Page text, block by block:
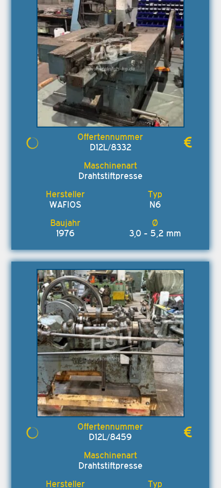
D12L/8332
Drahtstiftpresse
WAFIOS N6
1976 3,0 - 5,2 mm
D12L/8459
Drahtstiftpresse